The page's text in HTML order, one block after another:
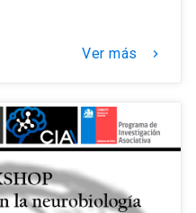
Ver más keyboard_arrow_right